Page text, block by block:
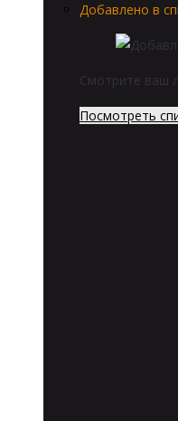
Добавлено в
Смотрите ваш
Посмотреть